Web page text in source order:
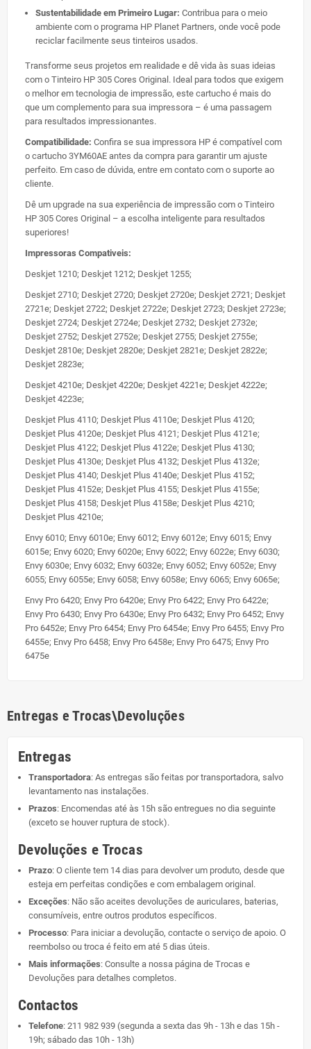
Sustentabilidade em Primeiro Lugar: Contribua para o meio
ambiente com o programa HP Planet Partners, onde você pode
reciclar facilmente seus tinteiros usados.
Transforme seus projetos em realidade e dê vida às suas ideias
com o Tinteiro HP 305 Cores Original. Ideal para todos que exigem
o melhor em tecnologia de impressão, este cartucho é mais do
que um complemento para sua impressora – é uma passagem
para resultados impressionantes.
Compatibilidade: Confira se sua impressora HP é compatível com
o cartucho 3YM60AE antes da compra para garantir um ajuste
perfeito. Em caso de dúvida, entre em contato com o suporte ao
cliente.
Dê um upgrade na sua experiência de impressão com o Tinteiro
HP 305 Cores Original – a escolha inteligente para resultados
superiores!
Impressoras Compativeis:
Deskjet 1210; Deskjet 1212; Deskjet 1255;
Deskjet 2710; Deskjet 2720; Deskjet 2720e; Deskjet 2721; Deskjet
2721e; Deskjet 2722; Deskjet 2722e; Deskjet 2723; Deskjet 2723e;
Deskjet 2724; Deskjet 2724e; Deskjet 2732; Deskjet 2732e;
Deskjet 2752; Deskjet 2752e; Deskjet 2755; Deskjet 2755e;
Deskjet 2810e; Deskjet 2820e; Deskjet 2821e; Deskjet 2822e;
Deskjet 2823e;
Deskjet 4210e; Deskjet 4220e; Deskjet 4221e; Deskjet 4222e;
Deskjet 4223e;
Deskjet Plus 4110; Deskjet Plus 4110e; Deskjet Plus 4120;
Deskjet Plus 4120e; Deskjet Plus 4121; Deskjet Plus 4121e;
Deskjet Plus 4122; Deskjet Plus 4122e; Deskjet Plus 4130;
Deskjet Plus 4130e; Deskjet Plus 4132; Deskjet Plus 4132e;
Deskjet Plus 4140; Deskjet Plus 4140e; Deskjet Plus 4152;
Deskjet Plus 4152e; Deskjet Plus 4155; Deskjet Plus 4155e;
Deskjet Plus 4158; Deskjet Plus 4158e; Deskjet Plus 4210;
Deskjet Plus 4210e;
Envy 6010; Envy 6010e; Envy 6012; Envy 6012e; Envy 6015; Envy
6015e; Envy 6020; Envy 6020e; Envy 6022; Envy 6022e; Envy 6030;
Envy 6030e; Envy 6032; Envy 6032e; Envy 6052; Envy 6052e; Envy
6055; Envy 6055e; Envy 6058; Envy 6058e; Envy 6065; Envy 6065e;
Envy Pro 6420; Envy Pro 6420e; Envy Pro 6422; Envy Pro 6422e;
Envy Pro 6430; Envy Pro 6430e; Envy Pro 6432; Envy Pro 6452; Envy
Pro 6452e; Envy Pro 6454; Envy Pro 6454e; Envy Pro 6455; Envy Pro
6455e; Envy Pro 6458; Envy Pro 6458e; Envy Pro 6475; Envy Pro
6475e
Entregas e Trocas\Devoluções
Entregas
Transportadora: As entregas são feitas por transportadora, salvo
levantamento nas instalações.
Prazos: Encomendas até às 15h são entregues no dia seguinte
(exceto se houver ruptura de stock).
Devoluções e Trocas
Prazo: O cliente tem 14 dias para devolver um produto, desde que
esteja em perfeitas condições e com embalagem original.
Exceções: Não são aceites devoluções de auriculares, baterias,
consumíveis, entre outros produtos específicos.
Processo: Para iniciar a devolução, contacte o serviço de apoio. O
reembolso ou troca é feito em até 5 dias úteis.
Mais informações: Consulte a nossa página de Trocas e
Devoluções para detalhes completos.
Contactos
Telefone: 211 982 939 (segunda a sexta das 9h - 13h e das 15h -
19h; sábado das 10h - 13h)